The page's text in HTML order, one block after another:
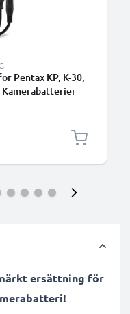
Pentax KP, K-30,
Kamerabatterier
ersättning för